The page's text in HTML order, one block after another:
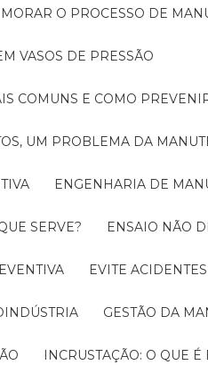
O PROCESSO DE
VASOS DE PRESSÃO
COMUNS E COMO
UM PROBLEMA DA
ENGENHARIA DE
SERVE? ENSAIO NÃO
EVITE
GESTÃO DA
INCRUSTAÇÃO: O QUE